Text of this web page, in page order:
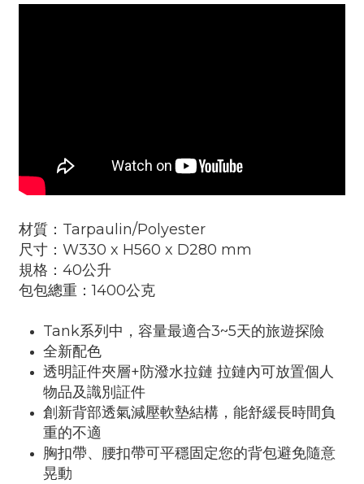
材質：Tarpaulin/Polyester
尺寸：W330 x H560 x D280 mm
規格：40公升
包包總重：1400公克
Tank系列中，容量最適合3~5天的旅遊探險
全新配色
透明証件夾層+防潑水拉鏈 拉鏈內可放置個人
物品及識別証件
創新背部透氣減壓軟墊結構，能舒緩長時間負
重的不適
胸扣帶、腰扣帶可平穩固定您的背包避免隨意
晃動